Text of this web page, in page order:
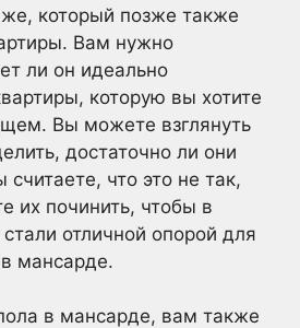
который позже также
Вам нужно
ли он идеально
которую вы хотите
Вы можете взглянуть
достаточно ли они
что это не так,
их починить, чтобы в
отличной опорой для
мансарде.
в мансарде, вам также